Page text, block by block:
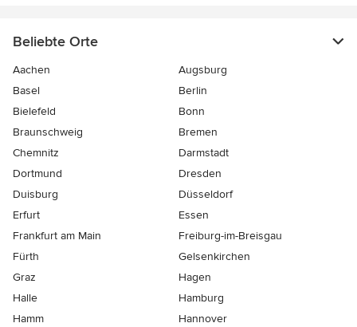
Beliebte Orte
Aachen
Augsburg
Basel
Berlin
Bielefeld
Bonn
Braunschweig
Bremen
Chemnitz
Darmstadt
Dortmund
Dresden
Duisburg
Düsseldorf
Erfurt
Essen
Frankfurt am Main
Freiburg-im-Breisgau
Fürth
Gelsenkirchen
Graz
Hagen
Halle
Hamburg
Hamm
Hannover